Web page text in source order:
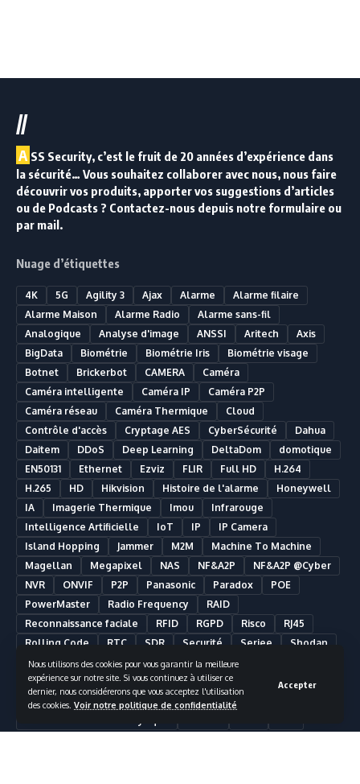
Nous utilisons des cookies pour vous garantir la meilleure
expérience sur notre site. Si vous continuez à utiliser ce
dernier, nous considérerons que vous acceptez l'utilisation
des cookies. Voir notre politique de confidentialité
Accepter
//
A SS Security, c’est le fruit de 20 années d’expérience dans
la sécurité… Vous souhaitez collaborer avec nous, nous faire
découvrir vos produits, apporter vos suggestions d’articles
ou de Podcasts ? Contactez-nous depuis notre formulaire ou
par mail.
Nuage d’étiquettes
4K 5G Agility 3 Ajax Alarme
Alarme filaire
Alarme Maison
Alarme Radio
Alarme sans-fil
Analogique
Analyse d'image ANSSI Aritech
Axis
BigData
Biométrie Biométrie Iris
Biométrie visage
Botnet
Brickerbot CAMERA
Caméra
Caméra intelligente
Caméra IP
Caméra P2P
Caméra réseau
Caméra Thermique
Cloud
Contrôle d'accès
Cryptage AES CyberSécurité
Dahua
Daitem
DDoS Deep Learning DeltaDom
domotique
EN50131
Ethernet Ezviz FLIR Full HD
H.264
H.265
HD Hikvision Histoire de l'alarme
Honeywell
IA
Imagerie Thermique Imou
Infrarouge
Intelligence Artificielle
IoT IP
IP Camera
Island Hopping
Jammer M2M
Machine To Machine
Magellan
Megapixel NAS NF&A2P
NF&A2P @Cyber
NVR
ONVIF P2P Panasonic Paradox
POE
PowerMaster
Radio Frequency
RAID
Reconnaissance faciale
RFID RGPD Risco
RJ45
Rolling Code
RTC SDR Securité Seriee
Shodan
SIA
Smart Building Smart Home
Smartphone
Somfy
Synology Télésurveillance Ultra HD
UPS
UTC Fire & Security
Vidéosurveillance